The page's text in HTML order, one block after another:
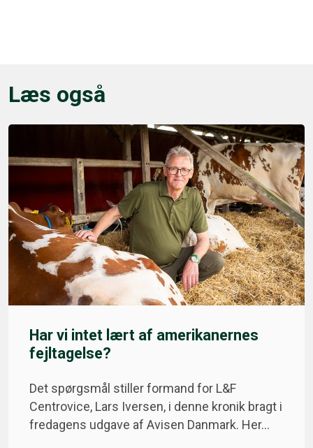
Læs også
Har vi intet lært af amerikanernes
fejltagelse?
Det spørgsmål stiller formand for L&F
Centrovice, Lars Iversen, i denne kronik bragt i
fredagens udgave af Avisen Danmark. Her…